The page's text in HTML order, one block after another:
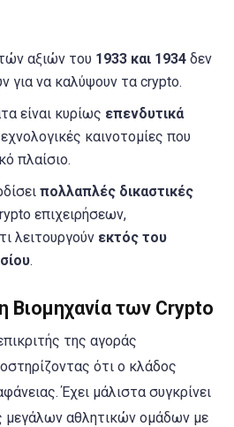
αξιών του 1933 και 1934 δεν
για να καλύψουν τα crypto.
είναι κυρίως επενδυτικά
καινοτομίες που
πλαίσιο.
πολλαπλές δικαστικές
επιχειρήσεων,
λειτουργούν εκτός του
.
Βιομηχανία των Crypto
της αγοράς
ότι ο κλάδος
Έχει μάλιστα συγκρίνει
μεγάλων αθλητικών ομάδων με